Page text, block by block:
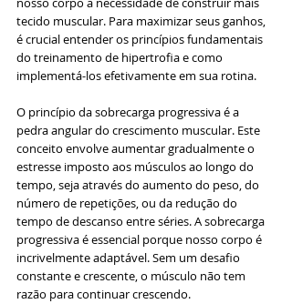
tecido muscular. Para maximizar seus ganhos,
é crucial entender os princípios fundamentais
do treinamento de hipertrofia e como
implementá-los efetivamente em sua rotina.
O princípio da sobrecarga progressiva é a
pedra angular do crescimento muscular. Este
conceito envolve aumentar gradualmente o
estresse imposto aos músculos ao longo do
tempo, seja através do aumento do peso, do
número de repetições, ou da redução do
tempo de descanso entre séries. A sobrecarga
progressiva é essencial porque nosso corpo é
incrivelmente adaptável. Sem um desafio
constante e crescente, o músculo não tem
razão para continuar crescendo.